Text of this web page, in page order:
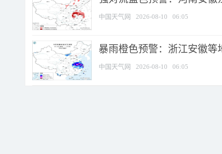
中国天气网 2026-08-10 06:05
暴雨橙色预警：浙江安徽等
中国天气网 2026-08-10 06:05